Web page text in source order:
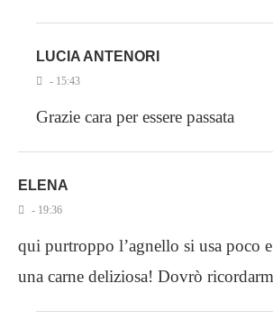
LUCIA ANTENORI
- 15:43
Grazie cara per essere passata
ELENA
- 19:36
qui purtroppo l’agnello si usa poco e
una carne deliziosa! Dovrò